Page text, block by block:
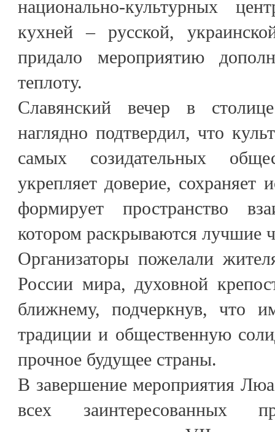
национально-культурных
кухней – русской,
придало мероприятию
теплоту.
Славянский вечер в
наглядно подтвердил, что
самых созидательных
укрепляет доверие, сохраняет
формирует пространство
котором раскрываются лучшие
Организаторы пожелали
России мира, духовной
ближнему, подчеркнув, что
традиции и общественную
прочное будущее страны.
В завершение мероприятия
всех заинтересованных